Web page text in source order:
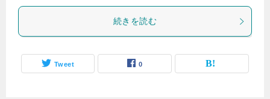
続きを読む
Tweet 0